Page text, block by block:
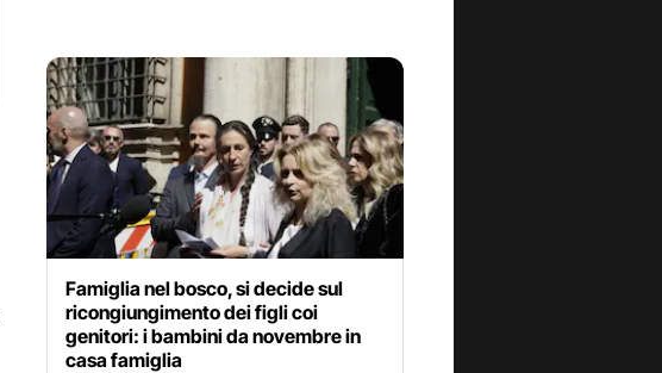
Famiglia nel bosco, si decide sul
ricongiungimento dei figli coi
genitori: i bambini da novembre in
casa famiglia